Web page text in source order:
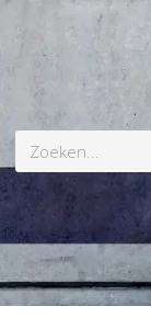
Zoeken